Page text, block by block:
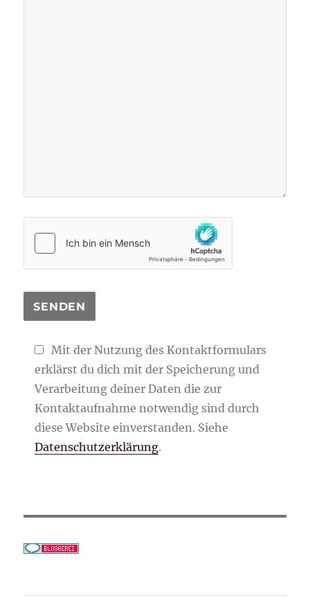
Mit der Nutzung des Kontaktformulars
erklärst du dich mit der Speicherung und
Verarbeitung deiner Daten die zur
Kontaktaufnahme notwendig sind durch
diese Website einverstanden. Siehe
Datenschutzerklärung.